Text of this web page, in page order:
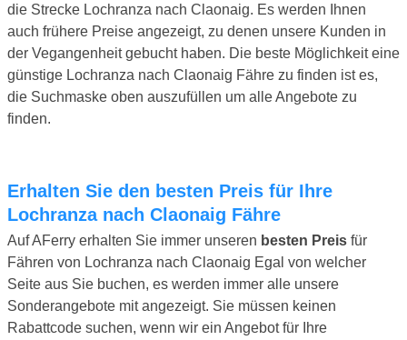
die Strecke Lochranza nach Claonaig. Es werden Ihnen
auch frühere Preise angezeigt, zu denen unsere Kunden in
der Vegangenheit gebucht haben. Die beste Möglichkeit eine
günstige Lochranza nach Claonaig Fähre zu finden ist es,
die Suchmaske oben auszufüllen um alle Angebote zu
finden.
Erhalten Sie den besten Preis für Ihre
Lochranza nach Claonaig Fähre
Auf AFerry erhalten Sie immer unseren besten Preis für
Fähren von Lochranza nach Claonaig Egal von welcher
Seite aus Sie buchen, es werden immer alle unsere
Sonderangebote mit angezeigt. Sie müssen keinen
Rabattcode suchen, wenn wir ein Angebot für Ihre